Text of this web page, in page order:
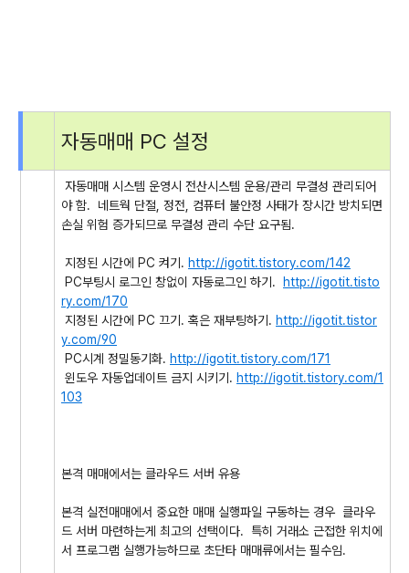
자동매매 PC 설정
자동매매 시스템 운영시 전산시스템 운용/관리 무결성 관리되어
야 함. 네트웍 단절, 정전, 컴퓨터 불안정 사태가 장시간 방치되면
손실 위험 증가되므로 무결성 관리 수단 요구됨.
지정된 시간에 PC 켜기. http://igotit.tistory.com/142
PC부팅시 로그인 창없이 자동로그인 하기.
http://igotit.tisto
ry.com/170
지정된 시간에 PC 끄기. 혹은 재부팅하기. http://igotit.tistor
y.com/90
PC시계 정밀동기화. http://igotit.tistory.com/171
윈도우 자동업데이트 금지 시키기. http://igotit.tistory.com/1
103
본격 매매에서는 클라우드 서버 유용
본격 실전매매에서 중요한 매매 실행파일 구동하는 경우 클라우
드 서버 마련하는게 최고의 선택이다. 특히 거래소 근접한 위치에
서 프로그램 실행가능하므로 초단타 매매류에서는 필수임.